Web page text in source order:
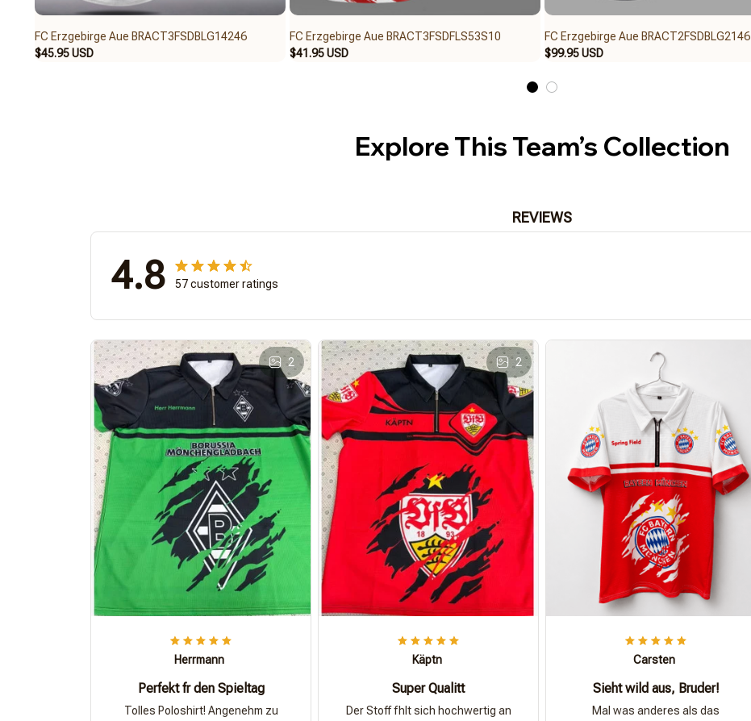
FC Erzgebirge Aue BRACT3FSDBLG14246
$45.95 USD
FC Erzgebirge Aue BRACT3FSDFLS53S10
$41.95 USD
FC Erzgebirge Aue BRACT2FSDBLG2146
$99.95 USD
Explore This Team’s Collection
REVIEWS
4.8 57 customer ratings
2
Herrmann
Perfekt fr den Spieltag
Tolles Poloshirt! Angenehm zu
2
Käptn
Super Qualitt
Der Stoff fhlt sich hochwertig an
Carsten
Sieht wild aus, Bruder!
Mal was anderes als das